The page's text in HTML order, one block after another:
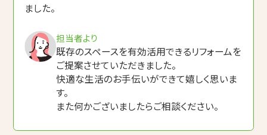
ました。
担当者より
既存のスペースを有効活用できるリフォームを
ご提案させていただきました。
快適な生活のお手伝いができて嬉しく思いま
す。
また何かございましたらご相談ください。